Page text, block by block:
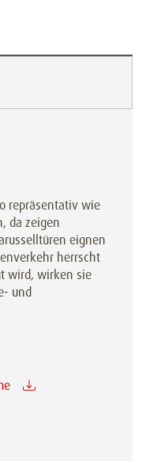
repräsentativ wie
da zeigen
eignen
herrscht
wird, wirken sie
und